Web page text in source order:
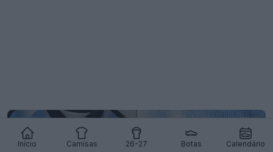
Início Camisas 26-27 Botas Calendário